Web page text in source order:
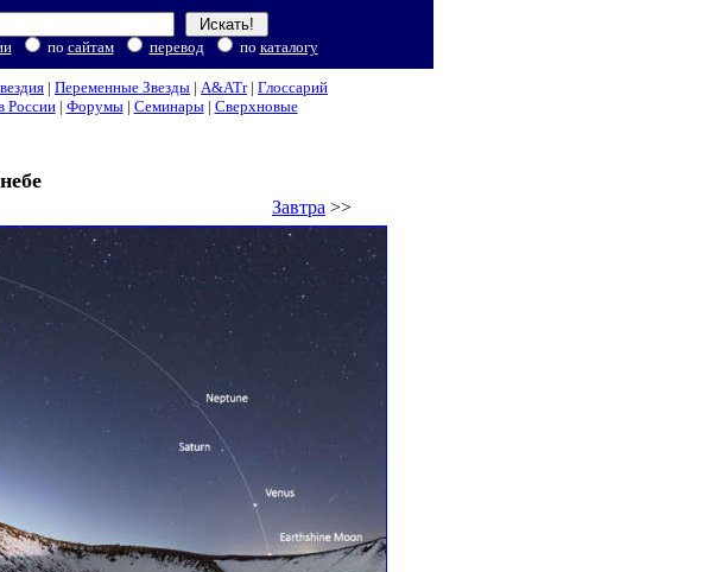
по сайтам перевод по каталогу
| Переменные Звезды | A&ATr| Глоссарий
России| Форумы| Семинары| Сверхновые
Завтра >>